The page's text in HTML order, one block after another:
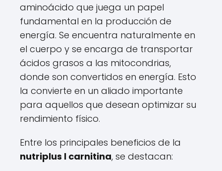
aminoácido que juega un papel
fundamental en la producción de
energía. Se encuentra naturalmente en
el cuerpo y se encarga de transportar
ácidos grasos a las mitocondrias,
donde son convertidos en energía. Esto
la convierte en un aliado importante
para aquellos que desean optimizar su
rendimiento físico.
Entre los principales beneficios de la
nutriplus l carnitina, se destacan: